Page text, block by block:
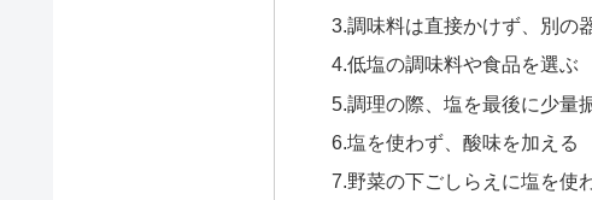
3.調味料は直接かけず、別の
4.低塩の調味料や食品を選ぶ
5.調理の際、塩を最後に少量
6.塩を使わず、酸味を加える
7.野菜の下ごしらえに塩を使